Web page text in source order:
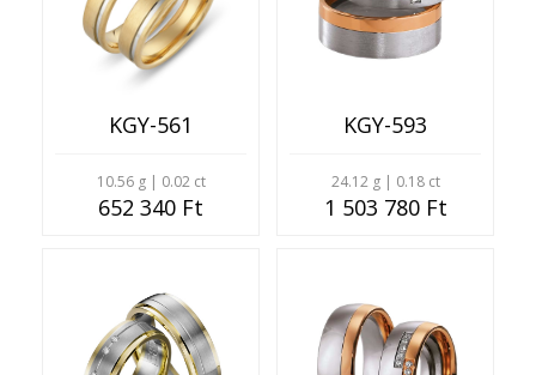
KGY-561
10.56 g | 0.02 ct
652 340 Ft
KGY-593
24.12 g | 0.18 ct
1 503 780 Ft